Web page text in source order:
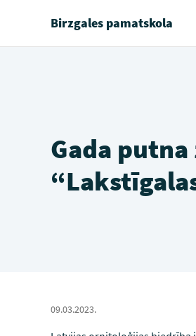
Birzgales pamatskola
Gada
09.03.2023.